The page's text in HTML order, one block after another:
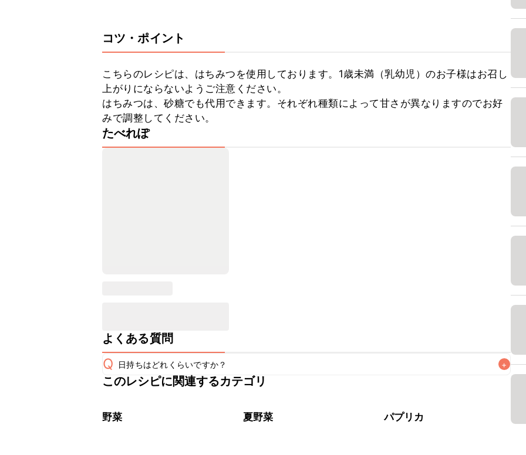
コツ・ポイント
こちらのレシピは、はちみつを使用しております。1歳未満（乳幼児）のお子様はお召し
上がりにならないようご注意ください。
はちみつは、砂糖でも代用できます。それぞれ種類によって甘さが異なりますのでお好
みで調整してください。
たべれぽ
よくある質問
Q 日持ちはどれくらいですか？ +
保存期間は冷蔵で当日中が目安です。なるべくお早めにお召し上がりください。
※日持ちは目安です。
このレシピに関連するカテゴリ
野菜 夏野菜 パプリカ